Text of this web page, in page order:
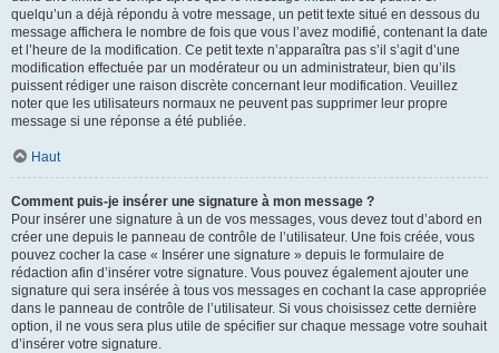
quelqu’un a déjà répondu à votre message, un petit texte situé en dessous du
message affichera le nombre de fois que vous l’avez modifié, contenant la date
et l’heure de la modification. Ce petit texte n’apparaîtra pas s’il s’agit d’une
modification effectuée par un modérateur ou un administrateur, bien qu’ils
puissent rédiger une raison discrète concernant leur modification. Veuillez
noter que les utilisateurs normaux ne peuvent pas supprimer leur propre
message si une réponse a été publiée.
Haut
Comment puis-je insérer une signature à mon message ?
Pour insérer une signature à un de vos messages, vous devez tout d’abord en
créer une depuis le panneau de contrôle de l’utilisateur. Une fois créée, vous
pouvez cocher la case « Insérer une signature » depuis le formulaire de
rédaction afin d’insérer votre signature. Vous pouvez également ajouter une
signature qui sera insérée à tous vos messages en cochant la case appropriée
dans le panneau de contrôle de l’utilisateur. Si vous choisissez cette dernière
option, il ne vous sera plus utile de spécifier sur chaque message votre souhait
d’insérer votre signature.